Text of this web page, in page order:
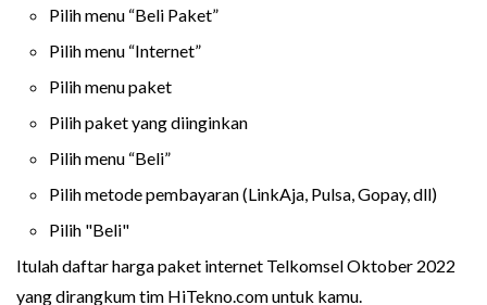
Pilih menu “Beli Paket”
Pilih menu “Internet”
Pilih menu paket
Pilih paket yang diinginkan
Pilih menu “Beli”
Pilih metode pembayaran (LinkAja, Pulsa, Gopay, dll)
Pilih "Beli"
Itulah daftar harga paket internet Telkomsel Oktober 2022
yang dirangkum tim HiTekno.com untuk kamu.